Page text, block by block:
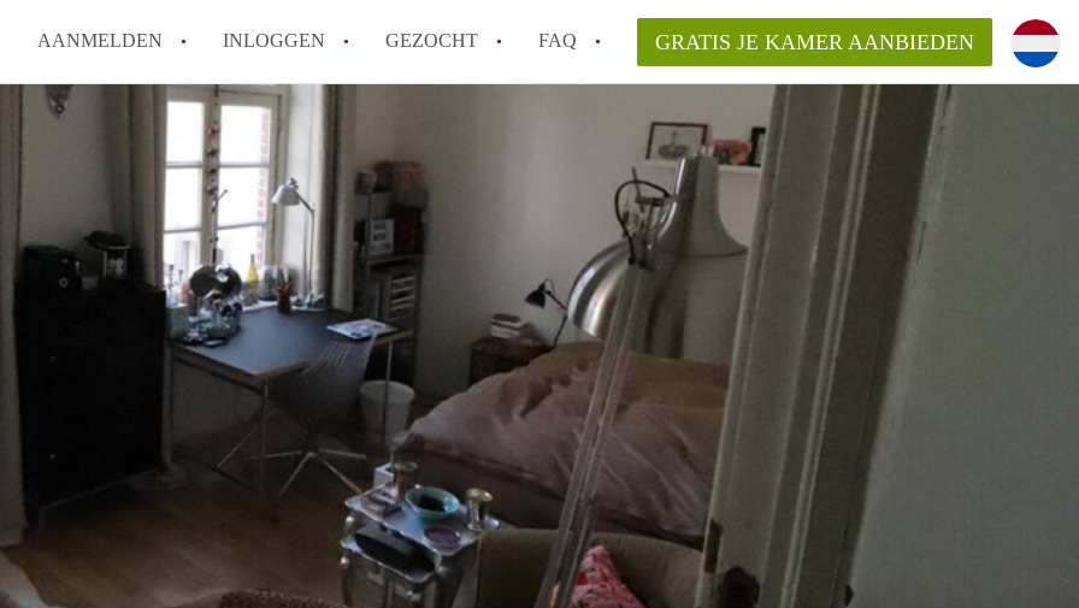
AANMELDEN INLOGGEN GEZOCHT FAQ
Wat is KamersMaastricht?
Hoeveel kost het om te reageren op een Kamer in Maastricht?
Wat is de privacyverklaring van KamersMaastricht?
Berekent KamersMaastricht makelaarsvergoeding/bemiddelingsvergoeding?
Alle veelgestelde vragen
GRATIS JE KAMER AANBIEDEN